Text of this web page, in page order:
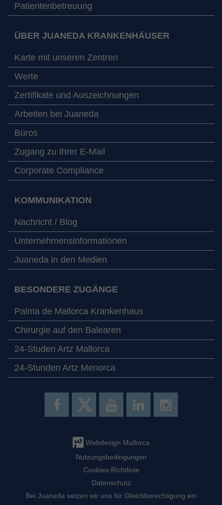
Patientenbetreuung
ÜBER JUANEDA KRANKENHÄUSER
Karte mit unseren Zentren
Werte
Zertifikate und Auszeichnungen
Arbeiten bei Juaneda
Büros
Zugang zu Ihrer E-Mail
Corporate Compliance
KOMMUNIKATION
Nachricht / Blog
Unternehmensinformationen
Juaneda in den Medien
BESONDERE ZUGÄNGE
Palma de Mallorca Krankenhaus
Chirurgie auf den Balearen
24-Studen Artz Mallorca
24-Stunden Artz Menorca
Webdesign Mallorca
Nutzungsbedingungen
Cookies-Richtlinie
Datenschutz
Bei Juaneda setzen wir uns für Gleichberechtigung ein